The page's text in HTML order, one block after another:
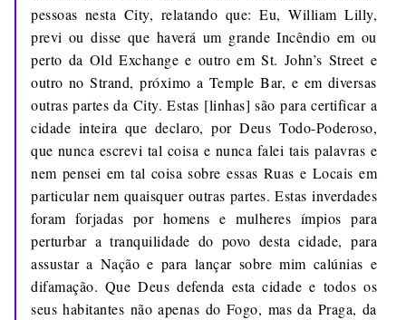
pessoas nesta City, relatando que: Eu, William Lilly,
previ ou disse que haverá um grande Incêndio em ou
perto da Old Exchange e outro em St. John’s Street e
outro no Strand, próximo a Temple Bar, e em diversas
outras partes da City. Estas [linhas] são para certificar a
cidade inteira que declaro, por Deus Todo-Poderoso,
que nunca escrevi tal coisa e nunca falei tais palavras e
nem pensei em tal coisa sobre essas Ruas e Locais em
particular nem quaisquer outras partes. Estas inverdades
foram forjadas por homens e mulheres ímpios para
perturbar a tranquilidade do povo desta cidade, para
assustar a Nação e para lançar sobre mim calúnias e
difamação. Que Deus defenda esta cidade e todos os
seus habitantes não apenas do Fogo, mas da Praga, da